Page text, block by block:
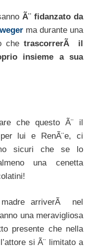
Ã¨ fidanzato da
ma durante una
che trascorrerÃ il
insieme a sua
che questo Ã¨ il
lui e RenÃ¨e, ci
sicuri che se lo
una cenetta
arriverÃ nel
una meravigliosa
presente che nella
si Ã¨ limitato a